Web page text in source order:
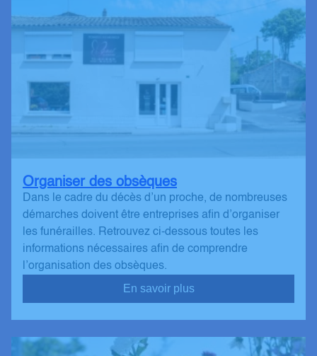
Organiser des obsèques
Dans le cadre du décès d’un proche, de nombreuses
démarches doivent être entreprises afin d’organiser
les funérailles. Retrouvez ci-dessous toutes les
informations nécessaires afin de comprendre
l’organisation des obsèques.
En savoir plus